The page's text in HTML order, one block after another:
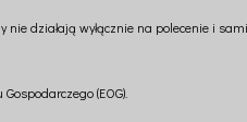
działają wyłącznie na polecenie i
(EOG).